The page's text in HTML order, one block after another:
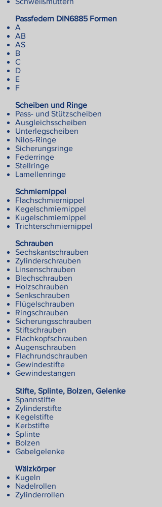
Passfedern DIN6885 Formen
A
AB
AS
B
C
D
E
F
Scheiben und Ringe
Pass- und Stützscheiben
Ausgleichsscheiben
Unterlegscheiben
Nilos-Ringe
Sicherungsringe
Federringe
Stellringe
Lamellenringe
Schmiernippel
Flachschmiernippel
Kegelschmiernippel
Kugelschmiernippel
Trichterschmiernippel
Schrauben
Sechskantschrauben
Zylinderschrauben
Linsenschrauben
Blechschrauben
Holzschrauben
Senkschrauben
Flügelschrauben
Ringschrauben
Sicherungsschrauben
Stiftschrauben
Flachkopfschrauben
Augenschrauben
Flachrundschrauben
Gewindestifte
Gewindestangen
Stifte, Splinte, Bolzen, Gelenke
Spannstifte
Zylinderstifte
Kegelstifte
Kerbstifte
Splinte
Bolzen
Gabelgelenke
Wälzkörper
Kugeln
Nadelrollen
Zylinderrollen